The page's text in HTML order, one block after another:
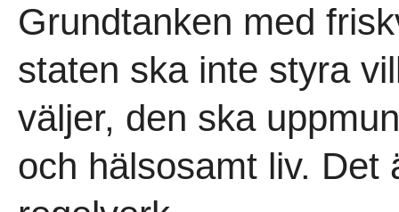
Grundtanken med
staten ska inte styra
väljer, den ska
och hälsosamt liv. Det